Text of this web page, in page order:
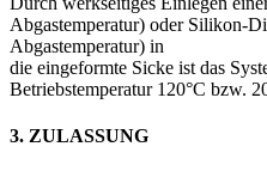
Abgastemperatur) oder Silikon-
Abgastemperatur) in
die eingeformte Sicke ist das
Betriebstemperatur 120°C bzw.
3. ZULASSUNG